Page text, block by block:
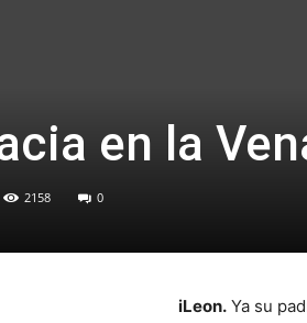
en la
2158 0
iLeon. Ya su